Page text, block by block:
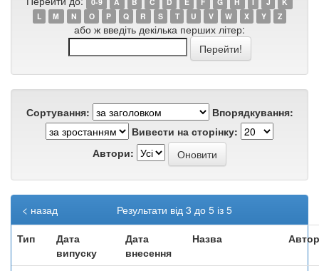
L
M N O P Q R S T U V W X Y Z
або ж введіть декілька перших літер:
Сортування:
Впорядкування:
Вивести на сторінку:
Автори:
Результати від 3 до 5 із 5
< назад
Тип
Дата
випуску
Дата
внесення
Назва